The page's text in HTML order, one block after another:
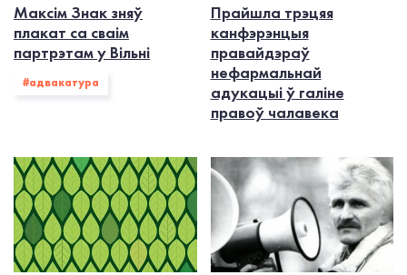
Максім Знак зняў
плакат са сваім
партрэтам у Вільні
#адвакатура
Прайшла трэцяя
канфэрэнцыя
правайдэраў
нефармальнай
адукацыі ў галіне
правоў чалавека